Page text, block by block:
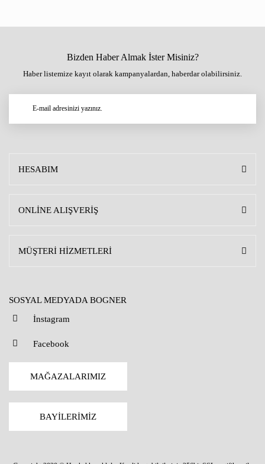
Bizden Haber Almak İster Misiniz?
Haber listemize kayıt olarak kampanyalardan, haberdar olabilirsiniz.
HESABIM
ONLİNE ALIŞVERİŞ
MÜŞTERİ HİZMETLERİ
SOSYAL MEDYADA BOGNER
İnstagram
Facebook
MAĞAZALARIMIZ
BAYİLERİMİZ